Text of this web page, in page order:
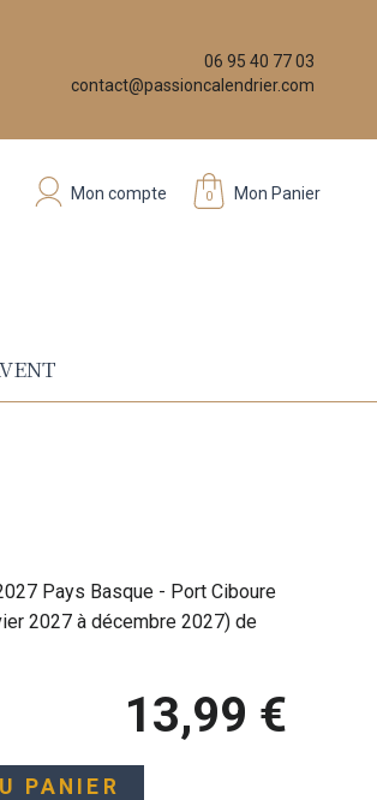
06 95 40 77 03
contact@passioncalendrier.com
0 Mon Panier
Mon compte
Pays Basque - Port Ciboure
2027 à décembre 2027) de
13,99 €
PANIER